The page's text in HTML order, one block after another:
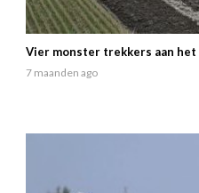
Vier monster trekkers aan
7 maanden ago